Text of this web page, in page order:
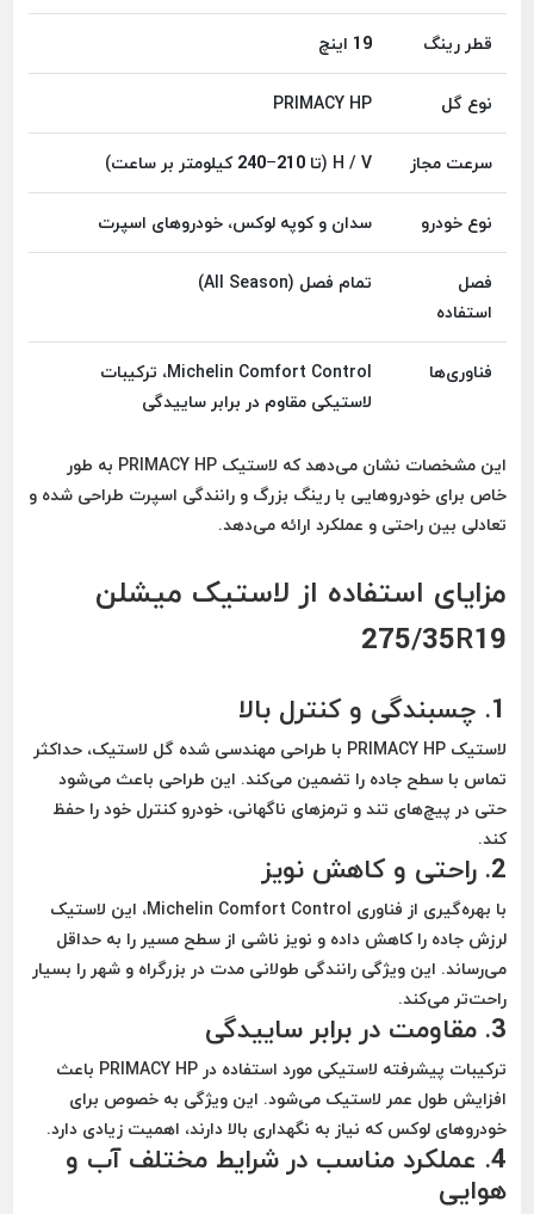
قطر رینگ
19 اینچ
نوع گل
PRIMACY HP
سرعت مجاز
H / V (تا 210–240 کیلومتر بر ساعت)
نوع خودرو
سدان و کوپه لوکس، خودروهای اسپرت
فصل
استفاده
تمام فصل (All Season)
فناوری‌ها
Michelin Comfort Control، ترکیبات
لاستیکی مقاوم در برابر ساییدگی
این مشخصات نشان می‌دهد که لاستیک PRIMACY HP به طور
خاص برای خودروهایی با رینگ بزرگ و رانندگی اسپرت طراحی شده و
تعادلی بین راحتی و عملکرد ارائه می‌دهد.
مزایای استفاده از لاستیک میشلن
275/35R19
1. چسبندگی و کنترل بالا
لاستیک PRIMACY HP با طراحی مهندسی شده گل لاستیک، حداکثر
تماس با سطح جاده را تضمین می‌کند. این طراحی باعث می‌شود
حتی در پیچ‌های تند و ترمزهای ناگهانی، خودرو کنترل خود را حفظ
کند.
2. راحتی و کاهش نویز
با بهره‌گیری از فناوری Michelin Comfort Control، این لاستیک
لرزش جاده را کاهش داده و نویز ناشی از سطح مسیر را به حداقل
می‌رساند. این ویژگی رانندگی طولانی مدت در بزرگراه و شهر را بسیار
راحت‌تر می‌کند.
3. مقاومت در برابر ساییدگی
ترکیبات پیشرفته لاستیکی مورد استفاده در PRIMACY HP باعث
افزایش طول عمر لاستیک می‌شود. این ویژگی به خصوص برای
خودروهای لوکس که نیاز به نگهداری بالا دارند، اهمیت زیادی دارد.
4. عملکرد مناسب در شرایط مختلف آب و
هوایی